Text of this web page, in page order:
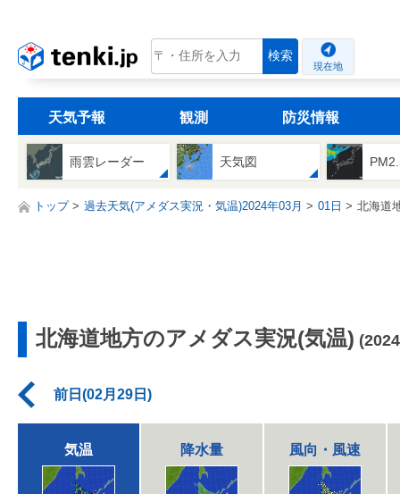
tenki.jp 検索
現在地
天気予報 観測 防災情報
雨雲レーダー 天気図
トップ 過去天気(アメダス実況・気温)2024年03月 01日 北海道
北海道地方のアメダス実況(気温)
前日(02月29日)
気温 降水量 風向・風速